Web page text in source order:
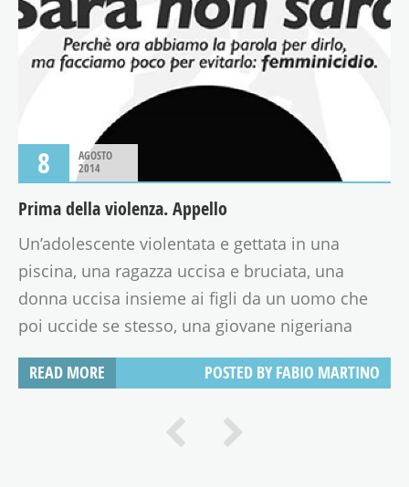
8
AGOSTO
2014
Prima della violenza. Appello
Un’adolescente violentata e gettata in una
piscina, una ragazza uccisa e bruciata, una
donna uccisa insieme ai figli da un uomo che
poi uccide se stesso, una giovane nigeriana
schiavizzata, uccisa a colpi di pistola: sono solo
gli ultimi episodi di una lunga serie di violenze.
READ MORE POSTED BYFABIO MARTINO